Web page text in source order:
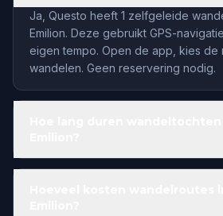
Ja, Questo heeft 1 zelfgeleide
Emilion. Deze gebruikt GPS-
eigen tempo. Open de app, kies de
wandelen. Geen reservering nodig.